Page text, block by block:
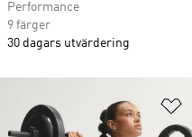
Performance
9 färger
30 dagars utvärdering